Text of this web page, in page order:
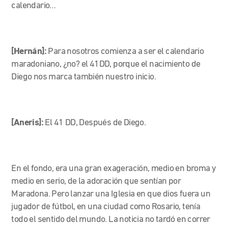
calendario…
[Hernán]: Para nosotros comienza a ser el calendario
maradoniano, ¿no? el 41DD, porque el nacimiento de
Diego nos marca también nuestro inicio.
[Aneris]: El 41 DD, Después de Diego.
En el fondo, era una gran exageración, medio en broma y
medio en serio, de la adoración que sentían por
Maradona. Pero lanzar una Iglesia en que dios fuera un
jugador de fútbol, en una ciudad como Rosario, tenía
todo el sentido del mundo. La noticia no tardó en correr